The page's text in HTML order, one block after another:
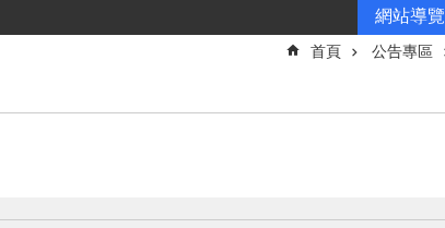
網站導覽
首頁 公告專區